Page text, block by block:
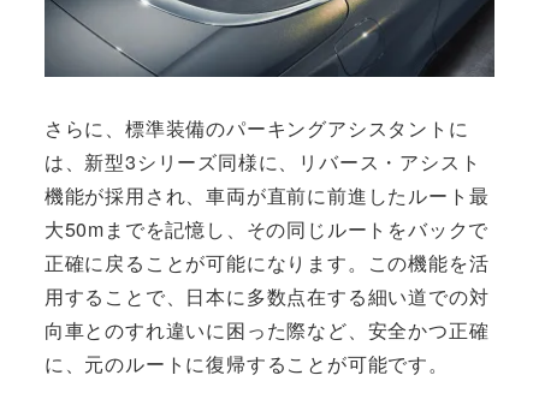
さらに、標準装備のパーキングアシスタントに
は、新型3シリーズ同様に、リバース・アシスト
機能が採用され、車両が直前に前進したルート最
大50mまでを記憶し、その同じルートをバックで
正確に戻ることが可能になります。この機能を活
用することで、日本に多数点在する細い道での対
向車とのすれ違いに困った際など、安全かつ正確
に、元のルートに復帰することが可能です。